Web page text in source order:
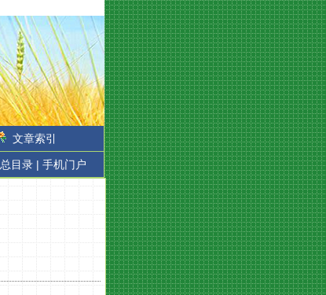
文章索引
总目录 | 手机门户